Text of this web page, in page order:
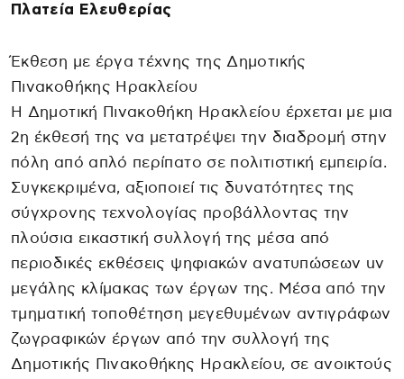
Πλατεία Ελευθερίας
Έκθεση με έργα τέχνης της Δημοτικής
Πινακοθήκης Ηρακλείου
Η Δημοτική Πινακοθήκη Ηρακλείου έρχεται με μια
2η έκθεσή της να μετατρέψει την διαδρομή στην
πόλη από απλό περίπατο σε πολιτιστική εμπειρία.
Συγκεκριμένα, αξιοποιεί τις δυνατότητες της
σύγχρονης τεχνολογίας προβάλλοντας την
πλούσια εικαστική συλλογή της μέσα από
περιοδικές εκθέσεις ψηφιακών ανατυπώσεων uv
μεγάλης κλίμακας των έργων της. Μέσα από την
τμηματική τοποθέτηση μεγεθυμένων αντιγράφων
ζωγραφικών έργων από την συλλογή της
Δημοτικής Πινακοθήκης Ηρακλείου, σε ανοικτούς